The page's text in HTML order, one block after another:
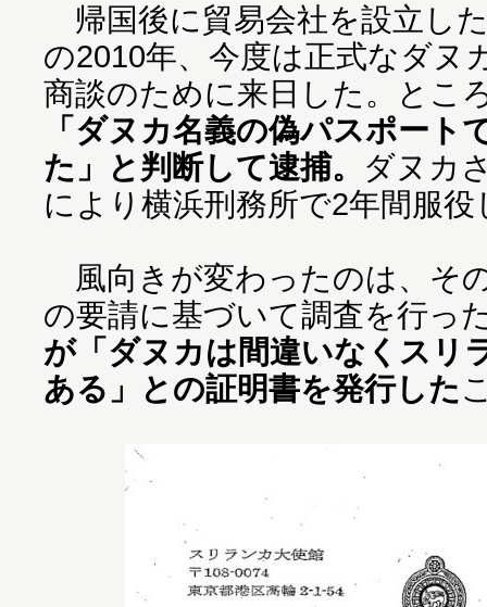
帰国後に貿易会社を設立し
の2010年、今度は正式なダヌ
商談のために来日した。とこ
「ダヌカ名義の偽パスポート
た」と判断して逮捕。 ダヌカ
により横浜刑務所で2年間服役
風向きが変わったのは、そ
の要請に基づいて調査を行っ
が「ダヌカは間違いなくスリ
ある」との証明書を発行した